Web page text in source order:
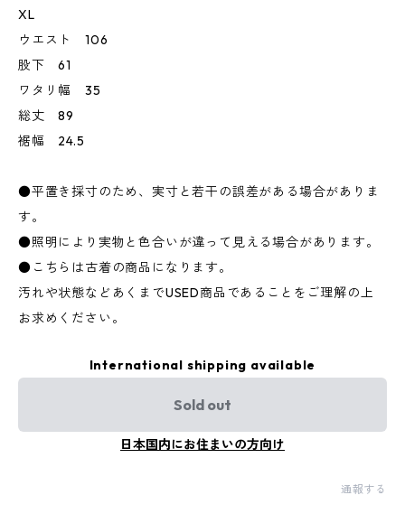
XL
ウエスト 106
股下 61
ワタリ幅 35
総丈 89
裾幅 24.5
●平置き採寸のため、実寸と若干の誤差がある場合がありま
す。
●照明により実物と色合いが違って見える場合があります。
●こちらは古着の商品になります。
汚れや状態などあくまでUSED商品であることをご理解の上
お求めください。
International shipping available
Sold out
日本国内にお住まいの方向け
通報する